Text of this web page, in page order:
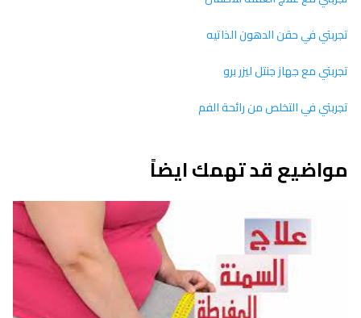
تجربتي في حقن الدهون الذاتيه
تجربتي مع جهاز جنتل ليزر برو
تجربتي في التخلص من رائحة الفم
مواضيع قد تهمك ايضاً